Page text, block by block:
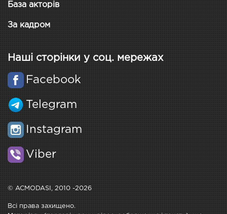
База акторів
За кадром
Наші сторінки у соц. мережах
Facebook
Telegram
Instagram
Viber
© ACMODASI, 2010 -2026
Всі права захищено.